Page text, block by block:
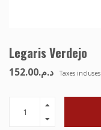
Legaris Verdejo
د.م.152.00 Taxes incluses